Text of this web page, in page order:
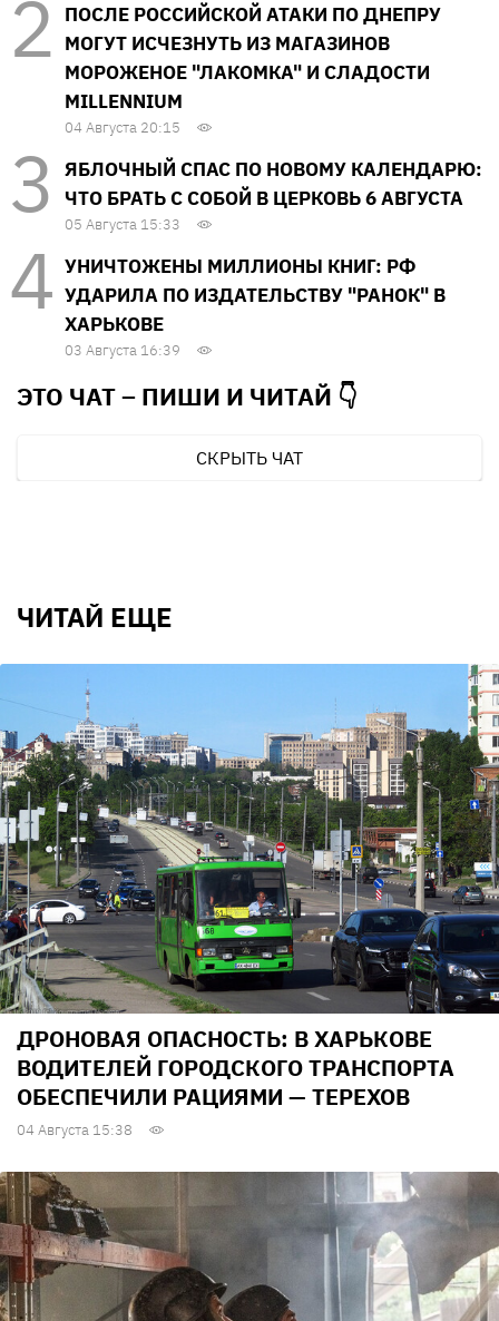
ПОСЛЕ РОССИЙСКОЙ АТАКИ ПО ДНЕПРУ
МОГУТ ИСЧЕЗНУТЬ ИЗ МАГАЗИНОВ
МОРОЖЕНОЕ "ЛАКОМКА" И СЛАДОСТИ
MILLENNIUM
04 Августа 20:15
ЯБЛОЧНЫЙ СПАС ПО НОВОМУ КАЛЕНДАРЮ:
ЧТО БРАТЬ С СОБОЙ В ЦЕРКОВЬ 6 АВГУСТА
05 Августа 15:33
УНИЧТОЖЕНЫ МИЛЛИОНЫ КНИГ: РФ
УДАРИЛА ПО ИЗДАТЕЛЬСТВУ "РАНОК" В
ХАРЬКОВЕ
03 Августа 16:39
ЭТО ЧАТ – ПИШИ И ЧИТАЙ 👇
СКРЫТЬ ЧАТ
ЧИТАЙ ЕЩЕ
ДРОНОВАЯ ОПАСНОСТЬ: В ХАРЬКОВЕ
ВОДИТЕЛЕЙ ГОРОДСКОГО ТРАНСПОРТА
ОБЕСПЕЧИЛИ РАЦИЯМИ — ТЕРЕХОВ
04 Августа 15:38